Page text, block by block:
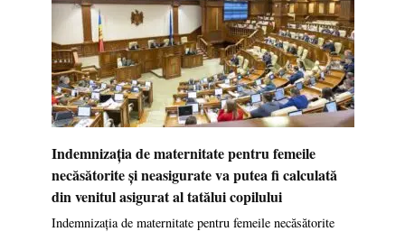
Indemnizația de maternitate pentru femeile
necăsătorite și neasigurate va putea fi calculată
din venitul asigurat al tatălui copilului
Indemnizația de maternitate pentru femeile necăsătorite